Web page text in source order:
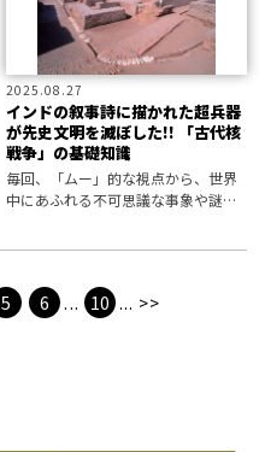
2025.08.27
インドの叙事詩に描かれた超兵器
が先史文明を滅ぼした!! 「古代核
戦争」の基礎知識
毎回、「ムー」的な視点から、世界
中にあふれる不可思議な事象や謎め
のガラス化現象が物語る古代核戦争
を取り
5 6 ... 10 ... >>